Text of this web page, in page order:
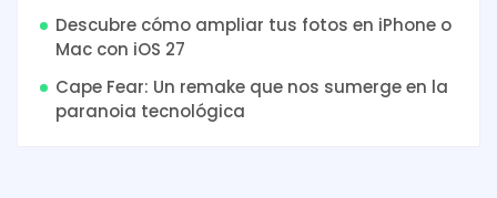
Descubre cómo ampliar tus fotos en iPhone o
Mac con iOS 27
Cape Fear: Un remake que nos sumerge en la
paranoia tecnológica